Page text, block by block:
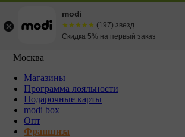
Москва
Магазины
Программа лояльности
Подарочные карты
modi box
Опт
Франшиза
modi
☆☆☆☆☆
★★★★★ (197) звезд
Скидка 5% на первый заказ